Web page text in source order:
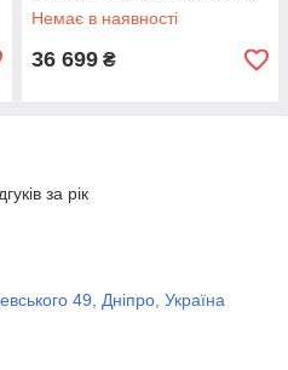
Немає в наявності
36 699 ₴
за рік
49, Дніпро, Україна